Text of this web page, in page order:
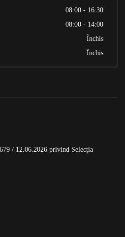
08:00 - 16:30
08:00 - 14:00
Închis
Închis
/ 12.06.2026 privind Selecția